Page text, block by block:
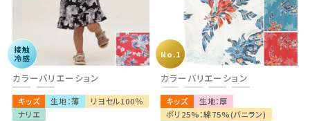
カラーバリエーション
キッズ 生地：薄
リヨセル100％
ナリエ
接触
冷感
カラーバリエーション
キッズ
生地：厚
ポリ25%：綿75%(バニラン)
No.1